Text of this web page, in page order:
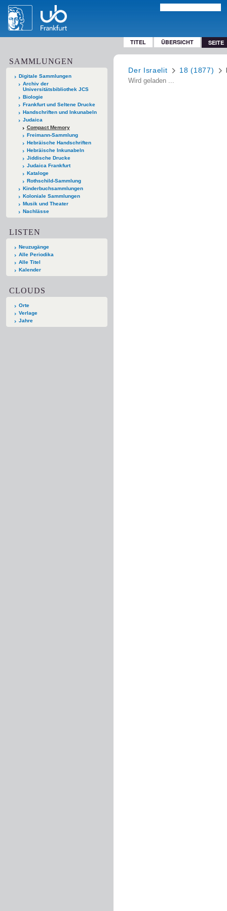
TITEL ÜBERSICHT SEITE
SAMMLUNGEN
Digitale Sammlungen
Archiv der
Universitätsbibliothek JCS
Biologie
Frankfurt und Seltene Drucke
Handschriften und Inkunabeln
Judaica
Compact Memory
Freimann-Sammlung
Hebräische Handschriften
Hebräische Inkunabeln
Jiddische Drucke
Judaica Frankfurt
Kataloge
Rothschild-Sammlung
Kinderbuchsammlungen
Koloniale Sammlungen
Musik und Theater
Nachlässe
LISTEN
Neuzugänge
Alle Periodika
Alle Titel
Kalender
CLOUDS
Orte
Verlage
Jahre
Der Israelit 18 (1877)
Wird geladen ...